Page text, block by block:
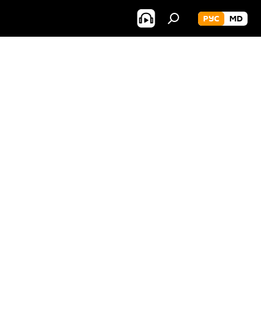
РУС MD